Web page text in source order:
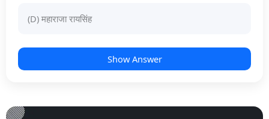
(D) महाराजा रायसिंह
Show Answer